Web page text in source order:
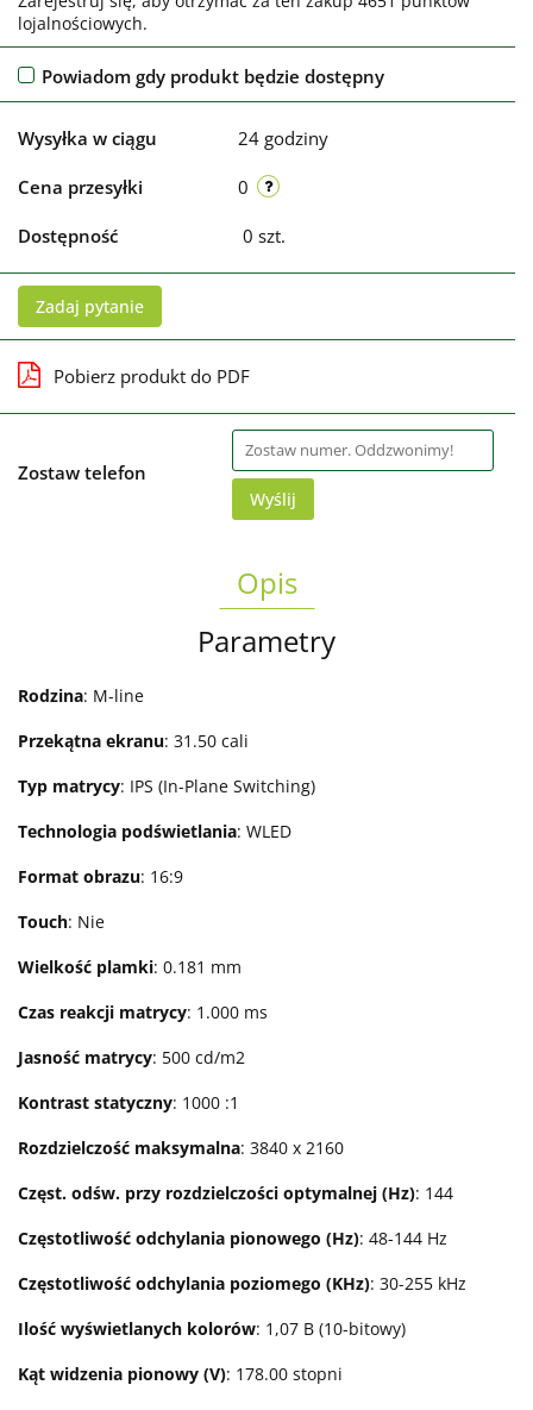
lojalnościowych.
Powiadom gdy produkt będzie dostępny
Wysyłka w ciągu 24 godziny
Cena przesyłki 0
Dostępność 0 szt.
Zadaj pytanie
Pobierz produkt do PDF
Zostaw telefon
Wyślij
Opis
Parametry
Rodzina: M-line
Przekątna ekranu: 31.50 cali
Typ matrycy: IPS (In-Plane Switching)
Technologia podświetlania: WLED
Format obrazu: 16:9
Touch: Nie
Wielkość plamki: 0.181 mm
Czas reakcji matrycy: 1.000 ms
Jasność matrycy: 500 cd/m2
Kontrast statyczny: 1000 :1
Rozdzielczość maksymalna: 3840 x 2160
Częst. odśw. przy rozdzielczości optymalnej (Hz): 144
Częstotliwość odchylania pionowego (Hz): 48-144 Hz
Częstotliwość odchylania poziomego (KHz): 30-255 kHz
Ilość wyświetlanych kolorów: 1,07 B (10-bitowy)
Kąt widzenia pionowy (V): 178.00 stopni